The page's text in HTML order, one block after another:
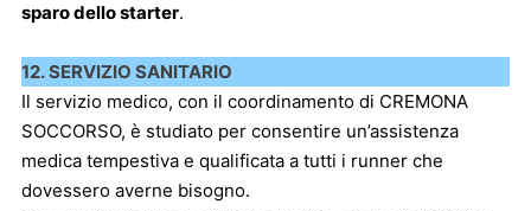
sparo dello starter.
12. SERVIZIO SANITARIO
Il servizio medico, con il coordinamento di CREMONA
SOCCORSO, è studiato per consentire un’assistenza
medica tempestiva e qualificata a tutti i runner che
dovessero averne bisogno.